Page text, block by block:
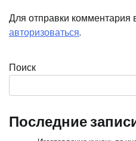
Для отправки комментария
авторизоваться.
Поиск
Последние